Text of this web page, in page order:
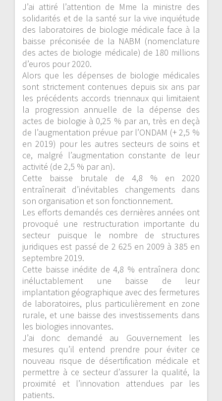
J’ai attiré l’attention de Mme la ministre des
solidarités et de la santé sur la vive inquiétude
des laboratoires de biologie médicale face à la
baisse préconisée de la NABM (nomenclature
des actes de biologie médicale) de 180 millions
d’euros pour 2020.
Alors que les dépenses de biologie médicales
sont strictement contenues depuis six ans par
les précédents accords triennaux qui limitaient
la progression annuelle de la dépense des
actes de biologie à 0,25 % par an, très en deçà
de l’augmentation prévue par l’ONDAM (+ 2,5 %
en 2019) pour les autres secteurs de soins et
ce, malgré l’augmentation constante de leur
activité (de 2,5 % par an).
Cette baisse brutale de 4,8 % en 2020
entraînerait d’inévitables changements dans
son organisation et son fonctionnement.
Les efforts demandés ces dernières années ont
provoqué une restructuration importante du
secteur puisque le nombre de structures
juridiques est passé de 2 625 en 2009 à 385 en
septembre 2019.
Cette baisse inédite de 4,8 % entraînera donc
inéluctablement une baisse de leur
implantation géographique avec des fermetures
de laboratoires, plus particulièrement en zone
rurale, et une baisse des investissements dans
les biologies innovantes.
J’ai donc demandé au Gouvernement les
mesures qu’il entend prendre pour éviter ce
nouveau risque de désertification médicale et
permettre à ce secteur d’assurer la qualité, la
proximité et l’innovation attendues par les
patients.